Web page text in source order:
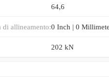
64,6
di allineamento:0 Inch | 0
202 kN